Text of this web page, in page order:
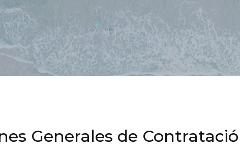
Generales de